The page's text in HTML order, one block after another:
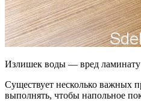
Излишек воды — вред ламинату
Существует несколько важных
выполнять, чтобы напольное